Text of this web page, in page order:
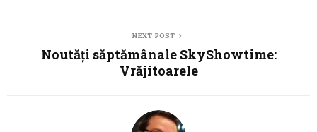
NEXT POST
Noutăți săptămânale SkyShowtime:
Vrăjitoarele